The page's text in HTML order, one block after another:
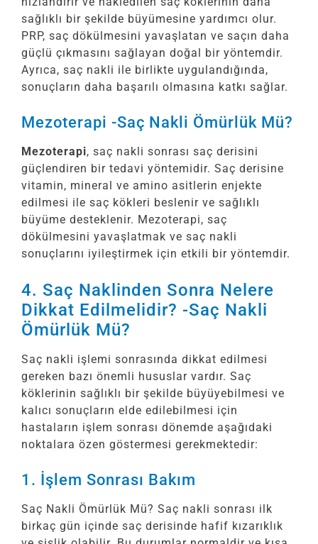
sağlıklı bir şekilde büyümesine yardımcı olur.
PRP, saç dökülmesini yavaşlatan ve saçın daha
güçlü çıkmasını sağlayan doğal bir yöntemdir.
Ayrıca, saç nakli ile birlikte uygulandığında,
sonuçların daha başarılı olmasına katkı sağlar.
Mezoterapi -Saç Nakli Ömürlük Mü?
Mezoterapi, saç nakli sonrası saç derisini
güçlendiren bir tedavi yöntemidir. Saç derisine
vitamin, mineral ve amino asitlerin enjekte
edilmesi ile saç kökleri beslenir ve sağlıklı
büyüme desteklenir. Mezoterapi, saç
dökülmesini yavaşlatmak ve saç nakli
sonuçlarını iyileştirmek için etkili bir yöntemdir.
4. Saç Naklinden Sonra Nelere
Dikkat Edilmelidir? -Saç Nakli
Ömürlük Mü?
Saç nakli işlemi sonrasında dikkat edilmesi
gereken bazı önemli hususlar vardır. Saç
köklerinin sağlıklı bir şekilde büyüyebilmesi ve
kalıcı sonuçların elde edilebilmesi için
hastaların işlem sonrası dönemde aşağıdaki
noktalara özen göstermesi gerekmektedir:
1. İşlem Sonrası Bakım
Saç Nakli Ömürlük Mü? Saç nakli sonrası ilk
birkaç gün içinde saç derisinde hafif kızarıklık